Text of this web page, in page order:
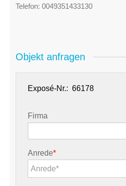
Telefon: 0049351433130
Objekt anfragen
Exposé-Nr.:
Firma
Anrede*
Anrede*